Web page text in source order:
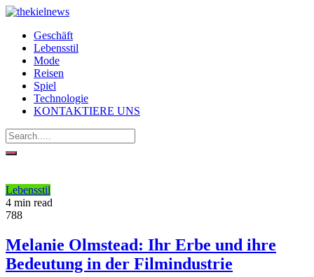
Geschäft
Lebensstil
Mode
Reisen
Spiel
Technologie
KONTAKTIERE UNS
Lebensstil
4 min read
788
Melanie Olmstead: Ihr Erbe und ihre
Bedeutung in der Filmindustrie